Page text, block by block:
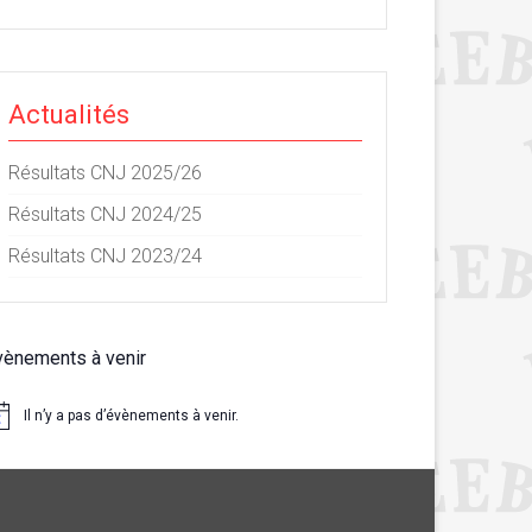
Actualités
Résultats CNJ 2025/26
Résultats CNJ 2024/25
Résultats CNJ 2023/24
à venir
Il n’y a pas d’évènements à venir.